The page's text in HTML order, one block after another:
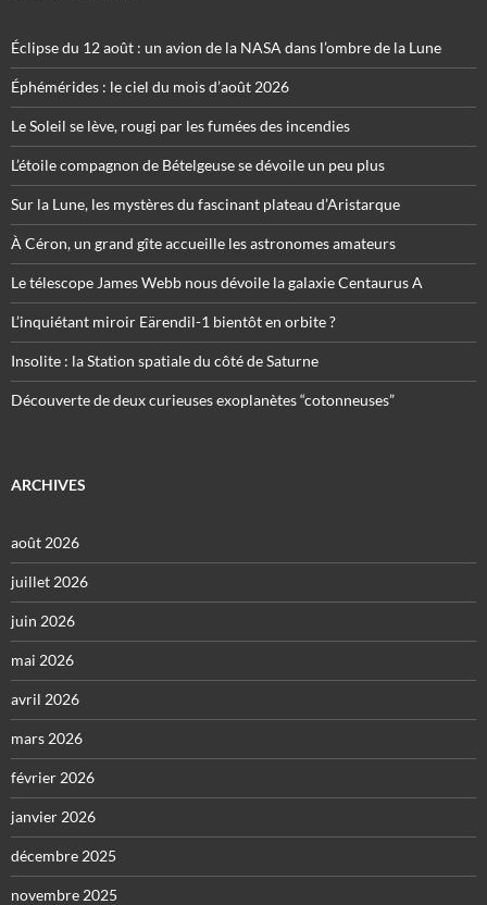
Éclipse du 12 août : un avion de la NASA dans l’ombre de la Lune
Éphémérides : le ciel du mois d’août 2026
Le Soleil se lève, rougi par les fumées des incendies
L’étoile compagnon de Bételgeuse se dévoile un peu plus
Sur la Lune, les mystères du fascinant plateau d’Aristarque
À Céron, un grand gîte accueille les astronomes amateurs
Le télescope James Webb nous dévoile la galaxie Centaurus A
L’inquiétant miroir Eärendil-1 bientôt en orbite ?
Insolite : la Station spatiale du côté de Saturne
Découverte de deux curieuses exoplanètes “cotonneuses”
ARCHIVES
août 2026
juillet 2026
juin 2026
mai 2026
avril 2026
mars 2026
février 2026
janvier 2026
décembre 2025
novembre 2025